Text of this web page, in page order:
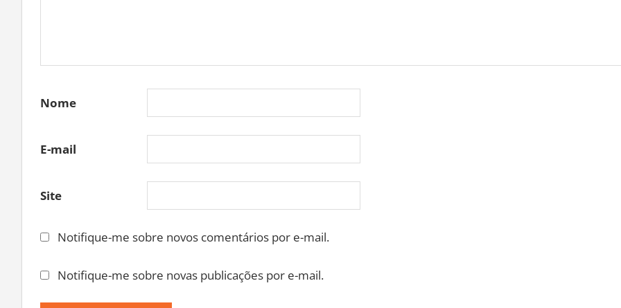
Nome
E-mail
Site
Notifique-me sobre novos comentários por e-mail.
Notifique-me sobre novas publicações por e-mail.